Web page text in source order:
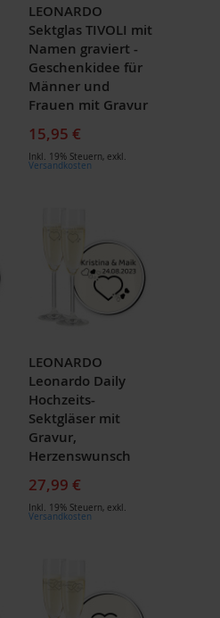
LEONARDO
Sektglas TIVOLI mit
Namen graviert -
Geschenkidee für
Männer und
Frauen mit Gravur
15,95 €
Inkl. 19% Steuern, exkl.
Versandkosten
LEONARDO
Leonardo Daily
Hochzeits-
Sektgläser mit
Gravur,
Herzenswunsch
27,99 €
Inkl. 19% Steuern, exkl.
Versandkosten